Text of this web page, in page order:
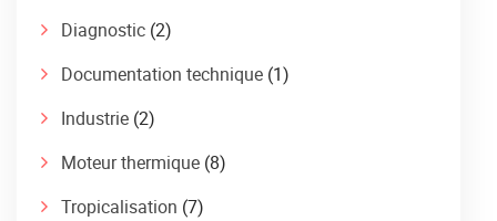
Diagnostic (2)
Documentation technique (1)
Industrie (2)
Moteur thermique (8)
Tropicalisation (7)